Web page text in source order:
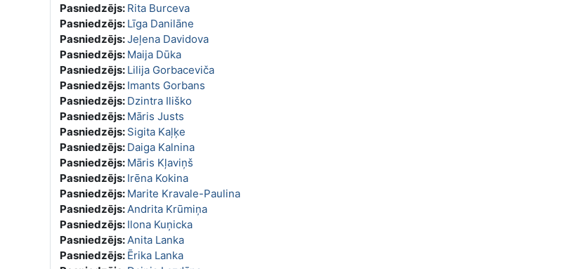
Pasniedzējs: Rita Burceva
Pasniedzējs: Līga Danilāne
Pasniedzējs:Jeļena Davidova
Pasniedzējs: Maija Dūka
Pasniedzējs: Lilija Gorbaceviča
Pasniedzējs: Imants Gorbans
Pasniedzējs: Dzintra Iliško
Pasniedzējs: Māris Justs
Pasniedzējs: Sigita Kaļķe
Pasniedzējs: Daiga Kalnina
Pasniedzējs: Māris Kļaviņš
Pasniedzējs: Irēna Kokina
Pasniedzējs: Marite Kravale-Paulina
Pasniedzējs:Andrita Krūmiņa
Pasniedzējs: Ilona Kuņicka
Pasniedzējs:Anita Lanka
Pasniedzējs: Ērika Lanka